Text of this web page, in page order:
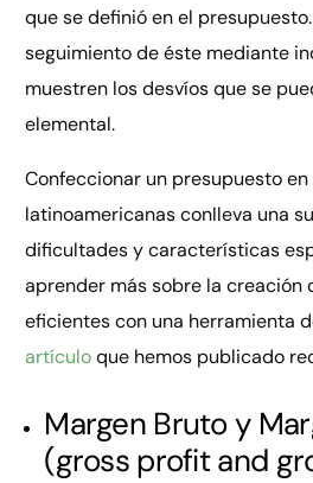
que se definió en el
seguimiento de éste mediante
muestren los desvíos que se
elemental.
Confeccionar un presupuesto
latinoamericanas conlleva una
dificultades y características
aprender más sobre la creación
eficientes con una herramienta
artículoque hemos publicado
Margen Bruto y
(gross profit and